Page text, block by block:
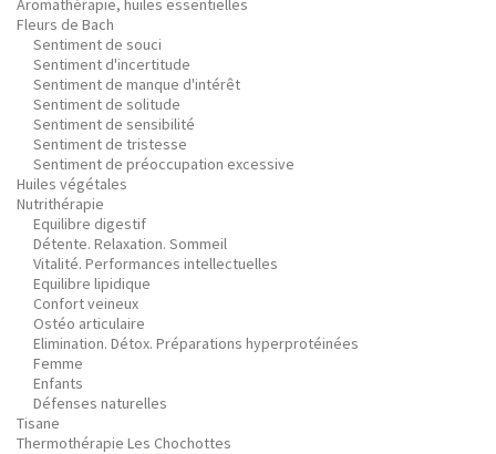
Aromathérapie, huiles essentielles
Fleurs de Bach
Sentiment de souci
Sentiment d'incertitude
Sentiment de manque d'intérêt
Sentiment de solitude
Sentiment de sensibilité
Sentiment de tristesse
Sentiment de préoccupation excessive
Huiles végétales
Nutrithérapie
Equilibre digestif
Détente. Relaxation. Sommeil
Vitalité. Performances intellectuelles
Equilibre lipidique
Confort veineux
Ostéo articulaire
Elimination. Détox. Préparations hyperprotéinées
Femme
Enfants
Défenses naturelles
Tisane
Thermothérapie Les Chochottes